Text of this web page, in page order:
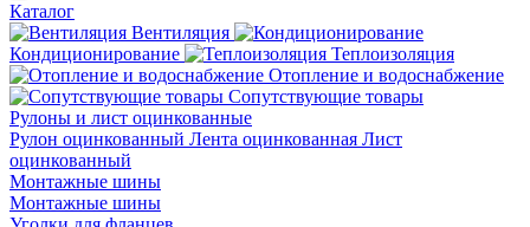
Каталог
Вентиляция
Кондиционирование
Теплоизоляция
Отопление и водоснабжение
Сопутствующие товары
Рулоны и лист оцинкованные
Рулон оцинкованный Лента оцинкованная Лист
оцинкованный
Монтажные шины
Монтажные шины